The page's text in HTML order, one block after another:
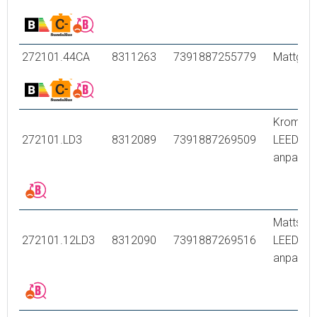
272101.44CA 8311263 7391887255779 Mattgrå
272101.LD3 8312089 7391887269509
Krom,
LEED/
272101.12LD3 8312090 7391887269516
LEED/